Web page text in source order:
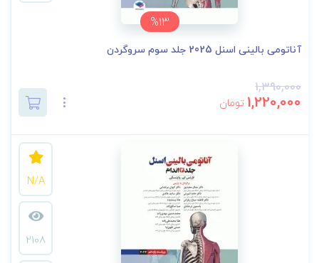
%13
آناتومی بالینی اسنل 2025 جلد سوم سروگردن
1,390,000
1,220,000 تومان
N/A
2108